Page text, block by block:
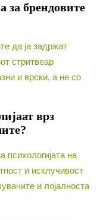
за брендовите
да ја задржат
стритвеар
и врски, а не со
врз
психологијата на
и исклучивост
и лојалноста